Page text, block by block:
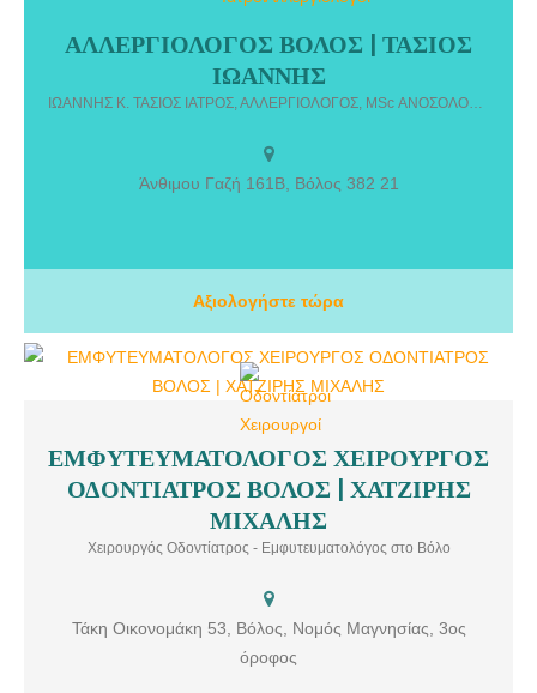
ΑΛΛΕΡΓΙΟΛΟΓΟΣ ΒΟΛΟΣ | ΤΑΣΙΟΣ ΙΩΑΝΝΗΣ. Το ιατρείο μας
βρίσκεται στον Βόλο, επι της οδού Ανθίμου Γαζή 161 Β, και
δραστηριοποιείται στον αλλεργιολογικό τομέα με μακροχρόνια
ενηλικες).
ΑΛΛΕΡΓΙΟΛΟΓΟΣ ΒΟΛΟΣ | ΤΑΣΙΟΣ
ΙΩΑΝΝΗΣ
Άνθιμου Γαζή 161Β, Βόλος 382 21
Αξιολογήστε τώρα
ΕΜΦΥΤΕΥΜΑΤΟΛΟΓΟΣ ΧΕΙΡΟΥΡΓΟΣ ΟΔΟΝΤΙΑΤΡΟΣ ΒΟΛΟΣ |
ΧΑΤΖΙΡΗΣ ΜΙΧΑΛΗΣ Βιογραφικό Πτυχιούχος Αριστοτελείου
Πανεπιστημίου Θεσσαλονίκης,
ΕΜΦΥΤΕΥΜΑΤΟΛΟΓΟΣ ΧΕΙΡΟΥΡΓΟΣ
ΟΔΟΝΤΙΑΤΡΟΣ ΒΟΛΟΣ | ΧΑΤΖΙΡΗΣ
ΜΙΧΑΛΗΣ
Χειρουργός Οδοντίατρος - Εμφυτευματολόγος στο Βόλο
Τάκη Οικονομάκη 53, Βόλος, Νομός Μαγνησίας, 3ος
όροφος